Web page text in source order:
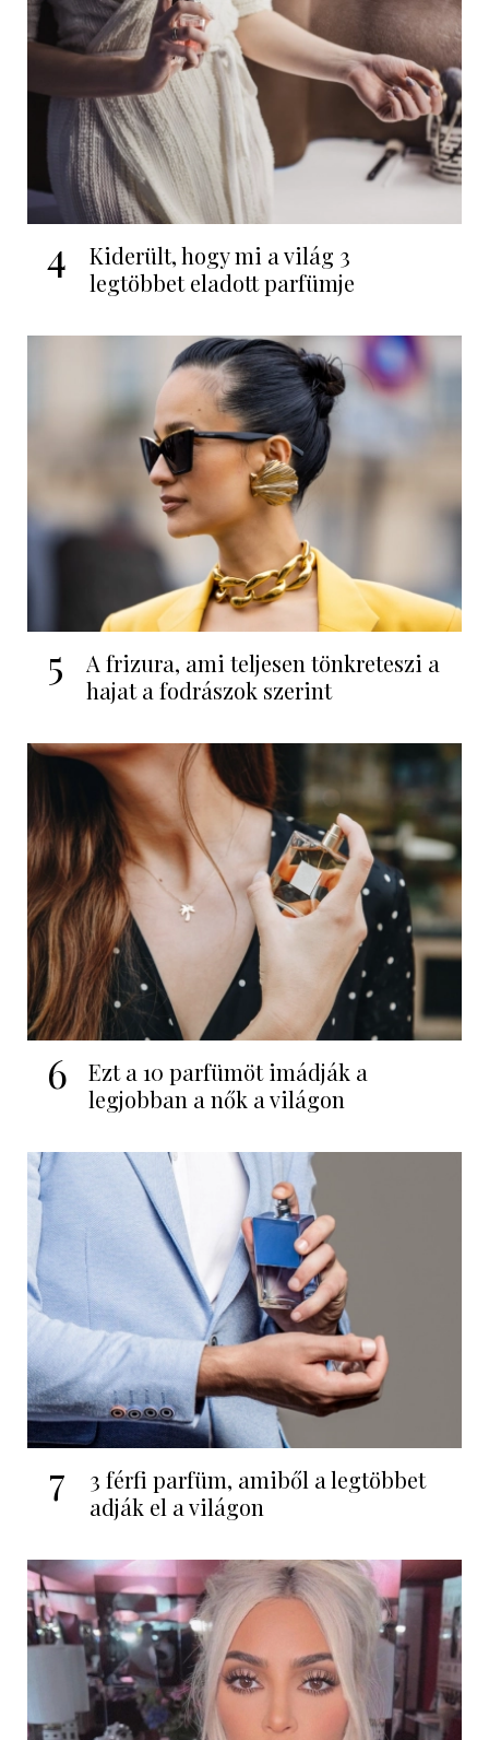
4
Kiderült, hogy mi a világ 3
legtöbbet eladott parfümje
5
A frizura, ami teljesen tönkreteszi a
hajat a fodrászok szerint
6
Ezt a 10 parfümöt imádják a
legjobban a nők a világon
7
3 férfi parfüm, amiből a legtöbbet
adják el a világon